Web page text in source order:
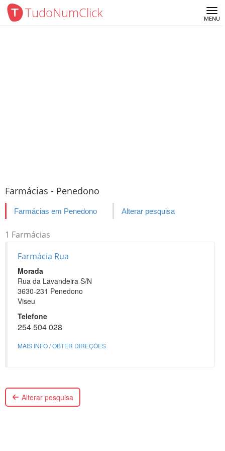
TudoNumClick MENU
Farmácias - Penedono
Farmácias em Penedono Alterar pesquisa
1 Farmácias
Farmácia Rua
Morada
Rua da Lavandeira S/N
3630-231 Penedono
Viseu
Telefone
254 504 028
MAIS INFO / OBTER DIREÇÕES
Alterar pesquisa